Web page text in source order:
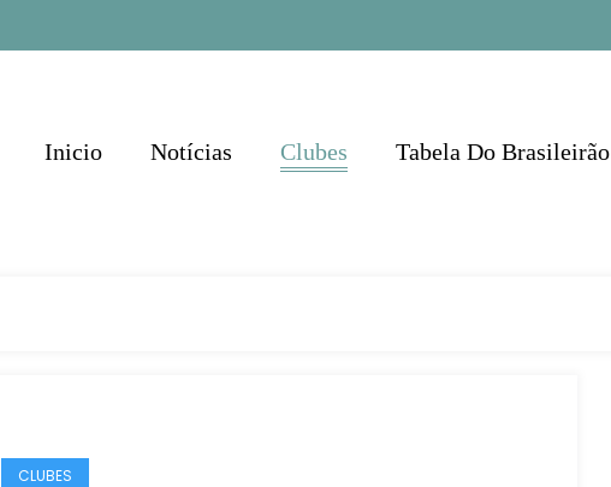
Inicio Notícias Clubes Tabela Do Brasileirão
CLUBES